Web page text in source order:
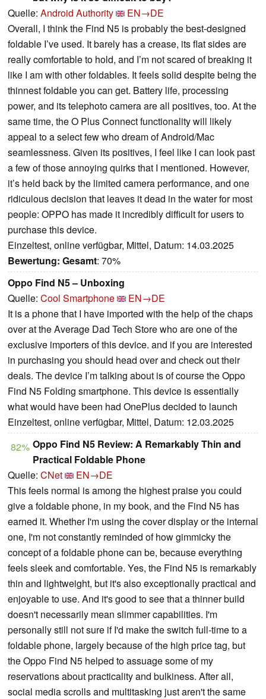
Quelle: Android Authority
EN→DE
Overall, I think the Find N5 is probably the best-designed
foldable I’ve used. It barely has a crease, its flat sides are
really comfortable to hold, and I’m not scared of breaking it
like I am with other foldables. It feels solid despite being the
thinnest foldable you can get. Battery life, processing
power, and its telephoto camera are all positives, too. At the
same time, the O Plus Connect functionality will likely
appeal to a select few who dream of Android/Mac
seamlessness. Given its positives, I feel like I can look past
a few of those annoying quirks that I mentioned. However,
it’s held back by the limited camera performance, and one
ridiculous decision that leaves it dead in the water for most
people: OPPO has made it incredibly difficult for users to
purchase this device.
Einzeltest, online verfügbar, Mittel, Datum: 14.03.2025
Bewertung: Gesamt: 70%
Oppo Find N5 – Unboxing
Quelle: Cool Smartphone
EN→DE
It is a phone that I have imported with the help of the chaps
over at the Average Dad Tech Store who are one of the
exclusive importers of this device. and if you are interested
in purchasing you should head over and check out their
deals. The device I’m talking about is of course the Oppo
Find N5 Folding smartphone. This device is essentially
what would have been had OnePlus decided to launch
Einzeltest, online verfügbar, Mittel, Datum: 12.03.2025
82% Oppo Find N5 Review: A Remarkably Thin and
Practical Foldable Phone
Quelle: CNet
EN→DE
This feels normal is among the highest praise you could
give a foldable phone, in my book, and the Find N5 has
earned it. Whether I'm using the cover display or the internal
one, I'm not constantly reminded of how gimmicky the
concept of a foldable phone can be, because everything
feels sleek and comfortable. Yes, the Find N5 is remarkably
thin and lightweight, but it's also exceptionally practical and
enjoyable to use. And it's good to see that a thinner build
doesn't necessarily mean slimmer capabilities. I'm
personally still not sure if I'd make the switch full-time to a
foldable phone, largely because of the high price tag, but
the Oppo Find N5 helped to assuage some of my
reservations about practicality and bulkiness. After all,
social media scrolls and multitasking just aren't the same